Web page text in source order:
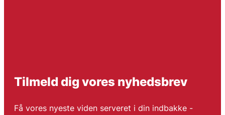
Tilmeld dig vores nyhedsbrev
Få vores nyeste viden serveret i din indbakke -